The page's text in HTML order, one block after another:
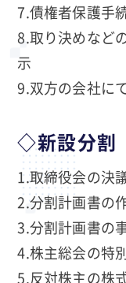
7.債権者保護手
8.取り決めなど
示
9.双方の会社に
◇新設分割
1.取締役会の決
2.分割計画書の
3.分割計画書の
4.株主総会の特
5.反対株主の株